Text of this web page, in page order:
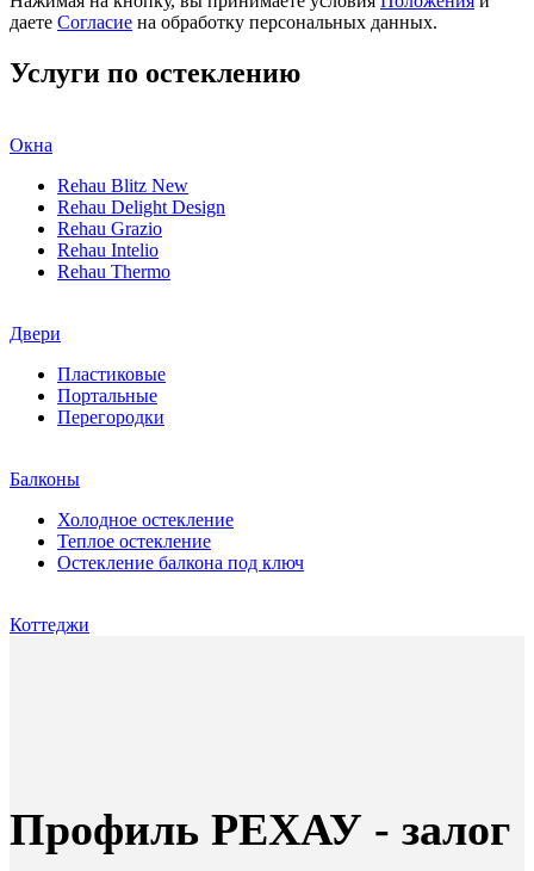
даете Согласие на обработку персональных данных.
Услуги по остеклению
Окна
Rehau Blitz New
Rehau Delight Design
Rehau Grazio
Rehau Intelio
Rehau Thermo
Двери
Пластиковые
Портальные
Перегородки
Балконы
Холодное остекление
Теплое остекление
Остекление балкона под ключ
Коттеджи
Профиль РЕХАУ - залог